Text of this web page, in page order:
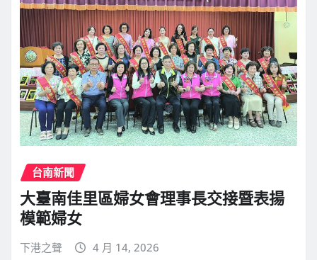
台南新聞
大臺南佳里區婦女會理事長交接暨表揚
模範婦女
下港之聲 4 月 14, 2026